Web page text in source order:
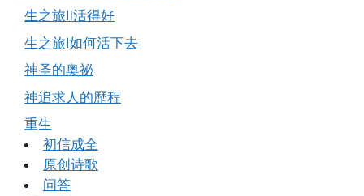
生之旅Ⅱ活得好
生之旅Ⅰ如何活下去
神圣的奥祕
神追求人的歷程
重生
初信成全
原创诗歌
问答